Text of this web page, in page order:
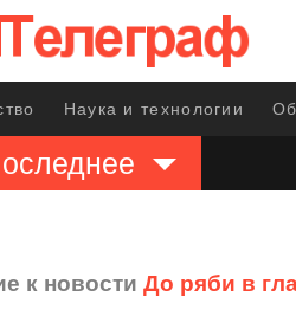
Наука и технологии
к новости До ряби в